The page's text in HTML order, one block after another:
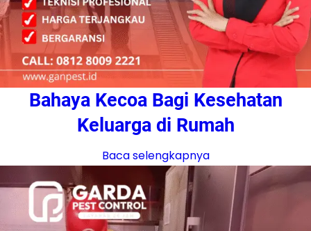
Bahaya Kecoa Bagi Kesehatan
Keluarga di Rumah
Baca selengkapnya